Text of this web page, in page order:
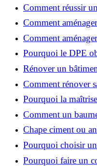
astuces ?
Comment réussir
économies et un
Comment
studio : 10 astuces
Comment
et efficaces ?
Pourquoi le DPE
vendre ou louer un
Rénover un
pratique et solutions
Comment rénover
réglementation ?
Pourquoi la
indispensable pour
Comment un
peut-il purifier la
Chape ciment ou
projet ?
Pourquoi choisir
d’œuvre pour
Pourquoi faire un